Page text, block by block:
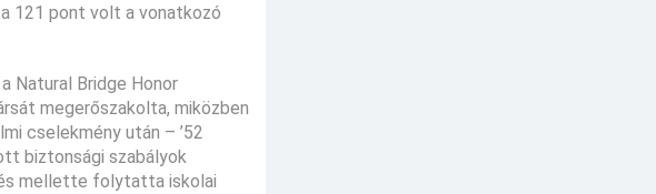
121 pont volt a vonatkozó
Natural Bridge Honor
megerőszakolta, miközben
cselekmény után – ’52
biztonsági szabályok
mellette folytatta iskolai